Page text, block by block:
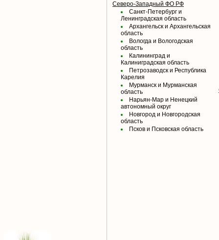
Северо-Западный ФО РФ
Санкт-Петербург и
Ленинградская область
Архангельск и Архангельская
область
Вологда и Вологодская
область
Калининград и
Калиниградская область
Петрозаводск и Республика
Карелия
Мурманск и Мурманская
область
Нарьян-Мар и Ненецкий
автономный округ
Новгород и Новгородская
область
Псков и Псковская область